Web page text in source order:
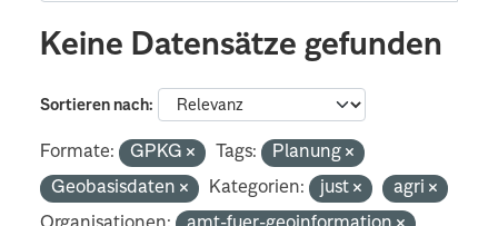
Keine Datensätze gefunden
Sortieren nach
Formate: GPKG Tags:
Planung
Geobasisdaten
Kategorien: just
agri